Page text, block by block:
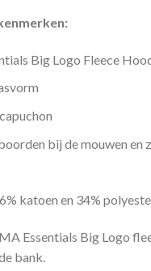
Big Logo Fleece
bij de mouwen en
katoen en 34%
Essentials Big Logo
bank.